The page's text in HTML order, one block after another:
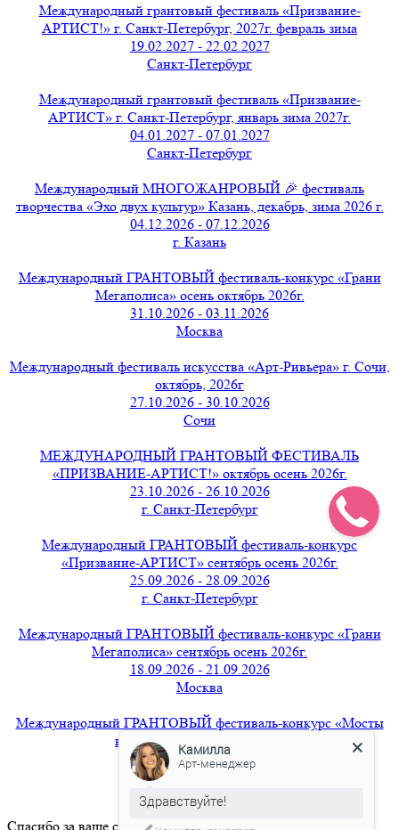
Международный грантовый фестиваль «Призвание-
АРТИСТ!» г. Санкт-Петербург, 2027г. февраль зима
19.02.2027 - 22.02.2027
Санкт-Петербург
Международный грантовый фестиваль «Призвание-
АРТИСТ» г. Санкт-Петербург, январь зима 2027г.
04.01.2027 - 07.01.2027
Санкт-Петербург
Международный МНОГОЖАНРОВЫЙ 🎉 фестиваль
творчества «Эхо двух культур» Казань, декабрь, зима 2026 г.
04.12.2026 - 07.12.2026
г. Казань
Международный ГРАНТОВЫЙ фестиваль-конкурс «Грани
Мегаполиса» осень октябрь 2026г.
31.10.2026 - 03.11.2026
Москва
Международный фестиваль искусства «Арт-Ривьера» г. Сочи,
октябрь, 2026г
27.10.2026 - 30.10.2026
Сочи
МЕЖДУНАРОДНЫЙ ГРАНТОВЫЙ ФЕСТИВАЛЬ
«ПРИЗВАНИЕ-АРТИСТ!» октябрь осень 2026г.
23.10.2026 - 26.10.2026
г. Санкт-Петербург
Международный ГРАНТОВЫЙ фестиваль-конкурс
«Призвание-АРТИСТ» сентябрь осень 2026г.
25.09.2026 - 28.09.2026
г. Санкт-Петербург
Международный ГРАНТОВЫЙ фестиваль-конкурс «Грани
Мегаполиса» сентябрь осень 2026г.
18.09.2026 - 21.09.2026
Москва
Международный ГРАНТОВЫЙ фестиваль-конкурс «Мосты
вдохновения» август 2026г.
21.08.2026 - 24.08.2026
г. Санкт-Петербург
Спасибо за ваше сообщение.
Камилла
Арт-менеджер
Здравствуйте!